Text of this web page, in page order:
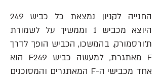
החנייה לקניון נמצאת כל כביש 249
היוצא מכביש 1 וממשיך על לשמורת
ת'ורסמורק. בהמשכו, הכביש הופך לדרך
F מאתגרת, למעשה כביש F249 הוא
אחד מכבישי ה-F המאתגרים והמסוכנים